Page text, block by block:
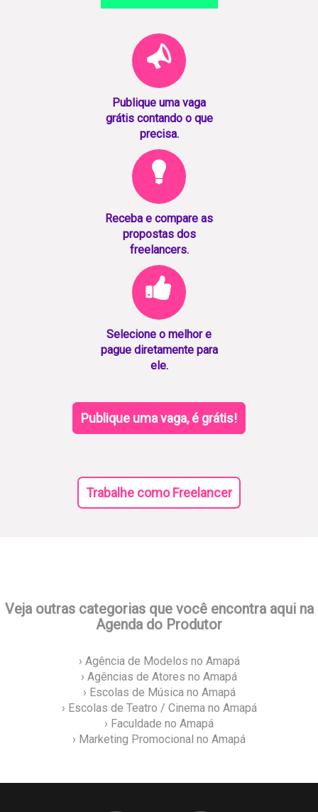
Publique uma vaga
grátis contando o que
precisa.
Receba e compare as
propostas dos
freelancers.
Selecione o melhor e
pague diretamente para
ele.
Publique uma vaga, é grátis!
Trabalhe como Freelancer
Veja outras categorias que você encontra aqui na
Agenda do Produtor
› Agência de Modelos no Amapá
› Agências de Atores no Amapá
› Escolas de Música no Amapá
› Escolas de Teatro / Cinema no Amapá
› Faculdade no Amapá
› Marketing Promocional no Amapá